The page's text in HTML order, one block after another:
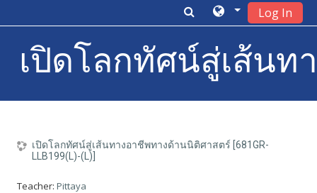
Log In
เปิดโลกทัศน์สู่เส้นท
เปิดโลกทัศน์สู่เส้นทางอาชีพทางด้านนิติศาสตร์ [681GR-
LLB199(L)-(L)]
Teacher:Pittaya